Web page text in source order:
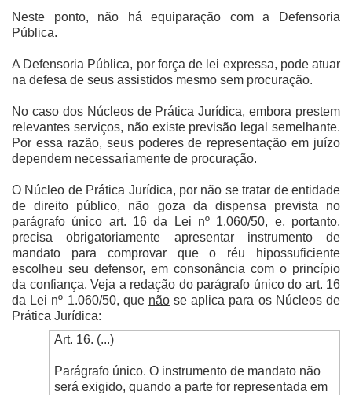
Neste ponto, não há equiparação com a Defensoria
Pública.
A Defensoria Pública, por força de lei expressa, pode atuar
na defesa de seus assistidos mesmo sem procuração.
No caso dos Núcleos de Prática Jurídica, embora prestem
relevantes serviços, não existe previsão legal semelhante.
Por essa razão, seus poderes de representação em juízo
dependem necessariamente de procuração.
O Núcleo de Prática Jurídica, por não se tratar de entidade
de direito público, não goza da dispensa prevista no
parágrafo único art. 16 da Lei nº 1.060/50, e, portanto,
precisa obrigatoriamente apresentar instrumento de
mandato para comprovar que o réu hipossuficiente
escolheu seu defensor, em consonância com o princípio
da confiança. Veja a redação do parágrafo único do art. 16
da Lei nº 1.060/50, que nãose aplica para os Núcleos de
Prática Jurídica:
Art. 16. (...)
Parágrafo único. O instrumento de mandato não
será exigido, quando a parte for representada em